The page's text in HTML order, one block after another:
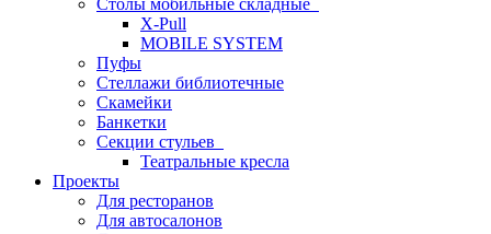
Столы мобильные складные
X-Pull
MOBILE SYSTEM
Пуфы
Стеллажи библиотечные
Скамейки
Банкетки
Секции стульев
Театральные кресла
Проекты
Для ресторанов
Для автосалонов